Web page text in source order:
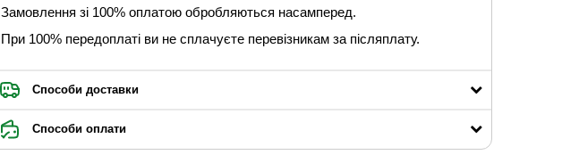
Замовлення зі 100% оплатою обробляються насамперед.
При 100% передоплаті ви не сплачуєте перевізникам за післяплату.
Способи доставки
Способи оплати